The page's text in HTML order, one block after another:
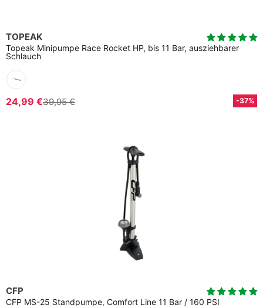
TOPEAK
Topeak Minipumpe Race Rocket HP, bis 11 Bar, ausziehbarer
Schlauch
24,99 €39,95 € -37%
CFP
CFP MS-25 Standpumpe, Comfort Line 11 Bar / 160 PSI